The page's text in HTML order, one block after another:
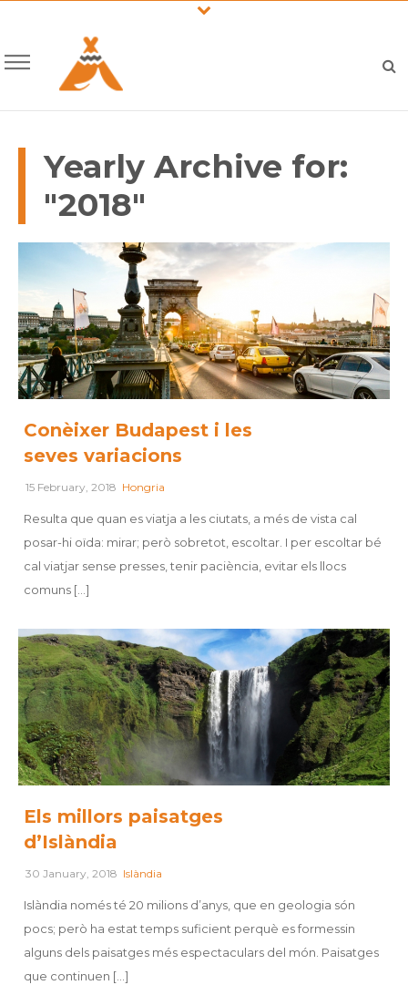
Yearly Archive for:
"2018"
Conèixer Budapest i les
seves variacions
15 February, 2018 Hongria
Resulta que quan es viatja a les ciutats, a més de vista cal
posar-hi oïda: mirar; però sobretot, escoltar. I per escoltar bé
cal viatjar sense presses, tenir paciència, evitar els llocs
comuns [...]
Els millors paisatges
d’Islàndia
30 January, 2018 Islàndia
Islàndia només té 20 milions d’anys, que en geologia són
pocs; però ha estat temps suficient perquè es formessin
alguns dels paisatges més espectaculars del món. Paisatges
que continuen [...]